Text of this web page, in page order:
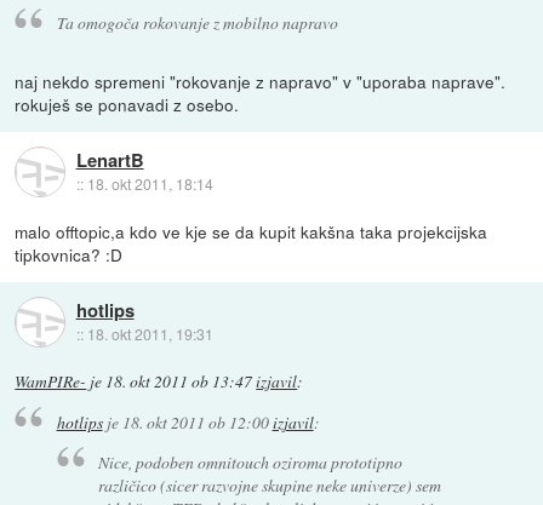
Ta omogoča rokovanje z mobilno napravo
naj nekdo spremeni "rokovanje z napravo" v "uporaba naprave".
rokuješ se ponavadi z osebo.
LenartB
:: 18. okt 2011, 18:14
malo offtopic,a kdo ve kje se da kupit kakšna taka projekcijska
tipkovnica? :D
hotlips
:: 18. okt 2011, 19:31
WamPIRe- je 18. okt 2011 ob 13:47izjavil:
hotlipsje 18. okt 2011 ob 12:00izjavil:
Nice, podoben omnitouch oziroma prototipno
različico (sicer razvojne skupine neke univerze) sem